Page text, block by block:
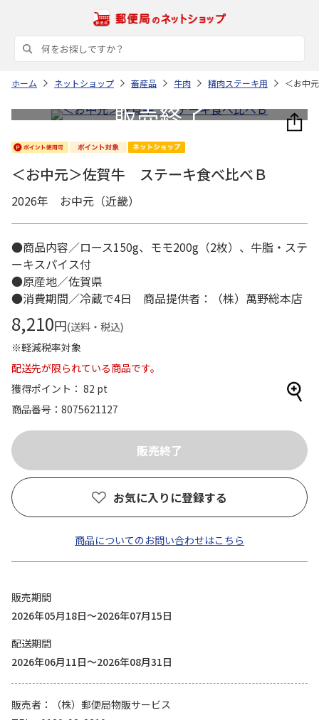
ホーム ネットショップ 畜産品 牛肉 精肉ステーキ用 ＜お中
＜お中元＞佐賀牛 ステーキ食べ比べＢ
2026年 お中元（近畿）
●商品内容／ロース150g、モモ200g（2枚）、牛脂・ステ
ーキスパイス付
●原産地／佐賀県
●消費期間／冷蔵で4日 商品提供者：（株）萬野総本店
8,210円(送料・税込)
※軽減税率対象
配送先が限られている商品です。
獲得ポイント： 82 pt
商品番号
8075621127
お気に入りに登録する
商品についてのお問い合わせはこちら
販売期間
2026年05月18日～2026年07月15日
配送期間
2026年06月11日～2026年08月31日
販売者
（株）郵便局物販サービス